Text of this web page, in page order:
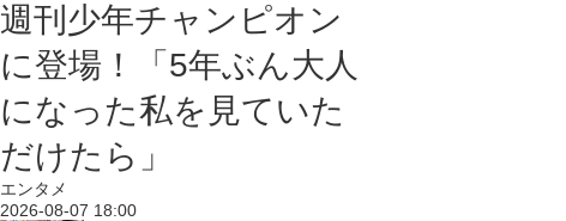
週刊少年チャンピオン
に登場！「5年ぶん大人
になった私を見ていた
だけたら」
エンタメ
2026-08-07 18:00